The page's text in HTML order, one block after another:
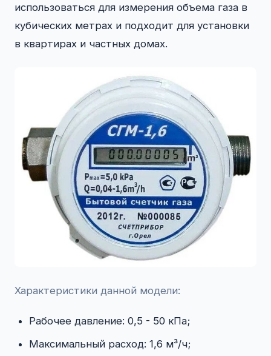
использоваться для измерения объема газа в
кубических метрах и подходит для установки
в квартирах и частных домах.
Характеристики данной модели:
Рабочее давление: 0,5 - 50 кПа;
Максимальный расход: 1,6 м³/ч;